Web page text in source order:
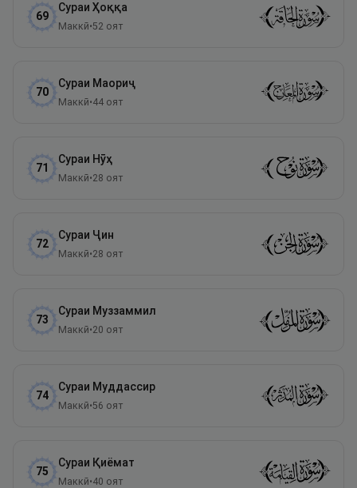
69
Сураи Ҳоққа
Маккӣ•52 оят
70
Сураи Маориҷ
Маккӣ•44 оят
71
Сураи Нӯҳ
Маккӣ•28 оят
72
Сураи Ҷин
Маккӣ•28 оят
73
Сураи Муззаммил
Маккӣ•20 оят
74
Сураи Муддассир
Маккӣ•56 оят
75
Сураи Қиёмат
Маккӣ•40 оят